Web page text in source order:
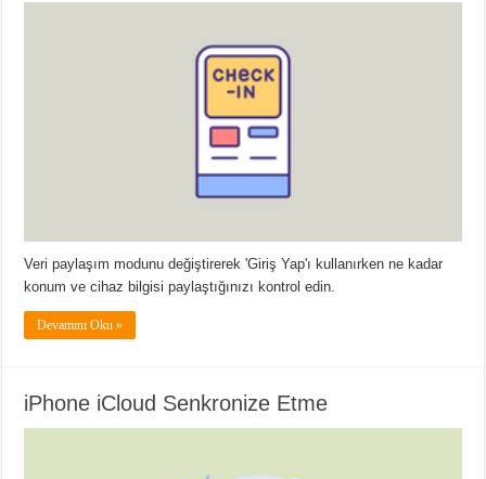
Veri paylaşım modunu değiştirerek 'Giriş Yap'ı kullanırken ne kadar
konum ve cihaz bilgisi paylaştığınızı kontrol edin.
Devamını Oku »
iPhone iCloud Senkronize Etme